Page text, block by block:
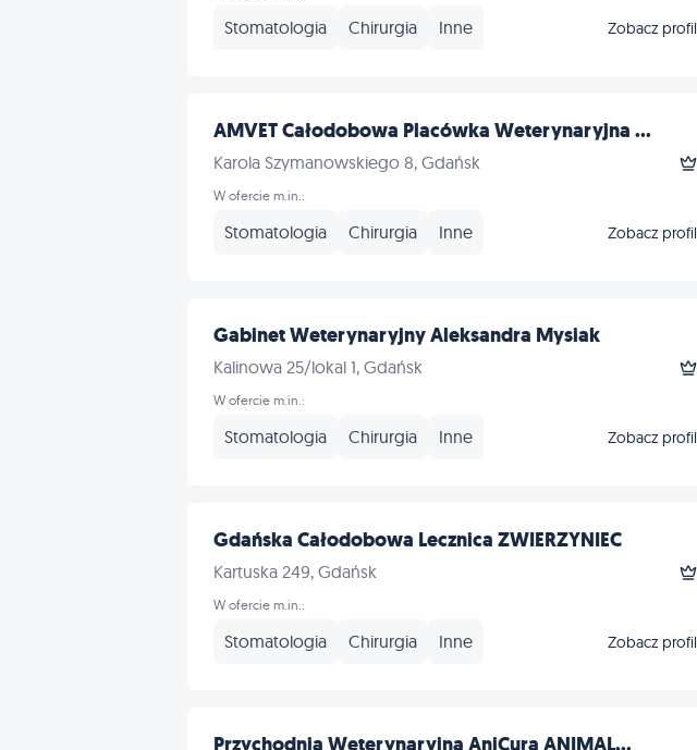
Stomatologia Chirurgia Inne Zobacz profil
AMVET Całodobowa Placówka Weterynaryjna ...
Karola Szymanowskiego 8, Gdańsk
W ofercie m.in.:
Stomatologia Chirurgia Inne Zobacz profil
Gabinet Weterynaryjny Aleksandra Mysiak
Kalinowa 25/lokal 1, Gdańsk
W ofercie m.in.:
Stomatologia Chirurgia Inne Zobacz profil
Gdańska Całodobowa Lecznica ZWIERZYNIEC
Kartuska 249, Gdańsk
W ofercie m.in.:
Stomatologia Chirurgia Inne Zobacz profil
Przychodnia Weterynaryjna AniCura ANIMAL...